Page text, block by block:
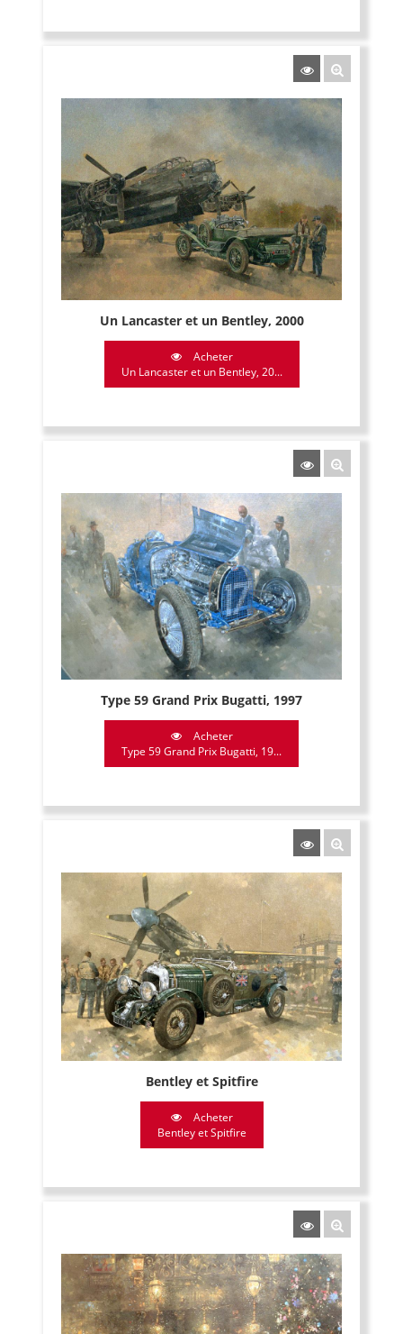
Un Lancaster et un Bentley, 2000
Acheter
Un Lancaster et un Bentley, 20...
Type 59 Grand Prix Bugatti, 1997
Acheter
Type 59 Grand Prix Bugatti, 19...
Bentley et Spitfire
Acheter
Bentley et Spitfire